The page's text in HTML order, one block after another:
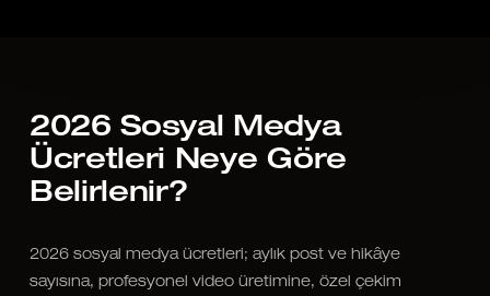
2026 Sosyal Medya
Ücretleri Neye Göre
Belirlenir?
2026 sosyal medya ücretleri; aylık post ve hikâye
sayısına, profesyonel video üretimine, özel çekim